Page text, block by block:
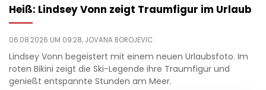
Heiß: Lindsey Vonn zeigt Traumfigur im Urlaub
06.08.2026 UM 09:28, JOVANA BOROJEVIC
Lindsey Vonn begeistert mit einem neuen Urlaubsfoto. Im
roten Bikini zeigt die Ski-Legende ihre Traumfigur und
genießt entspannte Stunden am Meer.